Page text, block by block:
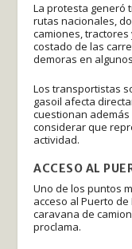
La protesta generó
rutas nacionales,
camiones,
costado de las
demoras en
Los transportistas
gasoil afecta
cuestionan además
considerar que
actividad.
ACCESO AL
Uno de los puntos
acceso al Puerto
caravana de
proclama.